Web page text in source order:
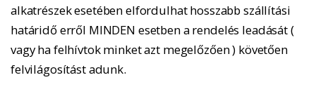
alkatrészek esetében elfordulhat hosszabb szállítási
határidő erről MINDEN esetben a rendelés leadását (
vagy ha felhívtok minket azt megelőzően ) követően
felvilágosítást adunk.